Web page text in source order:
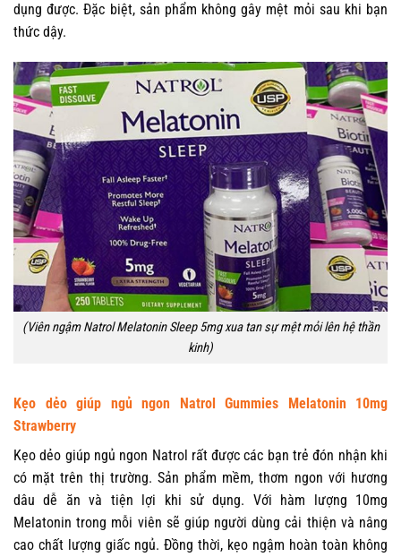
dụng được. Đặc biệt, sản phẩm không gây mệt mỏi sau khi bạn
thức dậy.
(Viên ngậm Natrol Melatonin Sleep 5mg xua tan sự mệt mỏi lên hệ thần
kinh)
Kẹo dẻo giúp ngủ ngon Natrol Gummies Melatonin 10mg
Strawberry
Kẹo dẻo giúp ngủ ngon Natrol rất được các bạn trẻ đón nhận khi
có mặt trên thị trường. Sản phẩm mềm, thơm ngon với hương
dâu dễ ăn và tiện lợi khi sử dụng. Với hàm lượng 10mg
Melatonin trong mỗi viên sẽ giúp người dùng cải thiện và nâng
cao chất lượng giấc ngủ. Đồng thời, kẹo ngậm hoàn toàn không